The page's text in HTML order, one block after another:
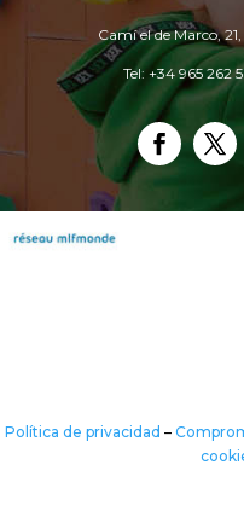
Camí el de Marco,
Tel: +34 965 262
Política de privacidad –